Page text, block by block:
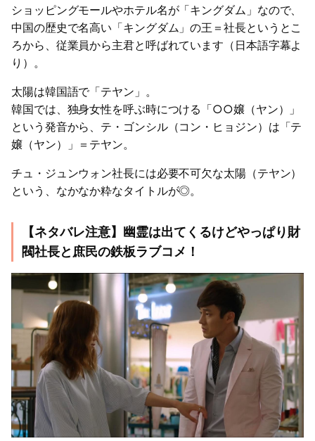
ショッピングモールやホテル名が「キングダム」なので、
中国の歴史で名高い「キングダム」の王＝社長というとこ
ろから、従業員から主君と呼ばれています（日本語字幕よ
り）。
太陽は韓国語で「テヤン」。
韓国では、独身女性を呼ぶ時につける「○○嬢（ヤン）」
という発音から、テ・ゴンシル（コン・ヒョジン）は「テ
嬢（ヤン）」＝テヤン。
チュ・ジュンウォン社長には必要不可欠な太陽（テヤン）
という、なかなか粋なタイトルが◎。
【ネタバレ注意】幽霊は出てくるけどやっぱり財
閥社長と庶民の鉄板ラブコメ！